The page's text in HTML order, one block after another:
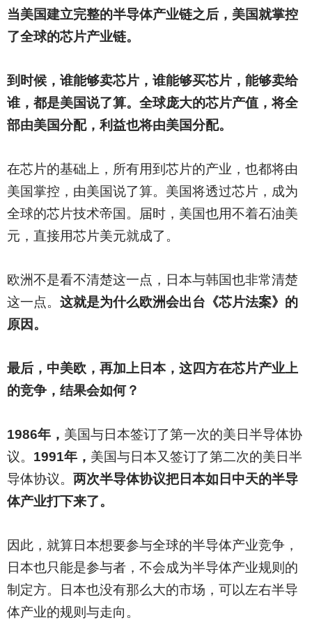
当美国建立完整的半导体产业链之后，美国就掌控
了全球的芯片产业链。
到时候，谁能够卖芯片，谁能够买芯片，能够卖给
谁，都是美国说了算。全球庞大的芯片产值，将全
部由美国分配，利益也将由美国分配。
在芯片的基础上，所有用到芯片的产业，也都将由
美国掌控，由美国说了算。美国将透过芯片，成为
全球的芯片技术帝国。届时，美国也用不着石油美
元，直接用芯片美元就成了。
欧洲不是看不清楚这一点，日本与韩国也非常清楚
这一点。 这就是为什么欧洲会出台《芯片法案》的
原因。
最后，中美欧，再加上日本，这四方在芯片产业上
的竞争，结果会如何？
1986年， 美国与日本签订了第一次的美日半导体协
议。 1991年， 美国与日本又签订了第二次的美日半
导体协议。 两次半导体协议把日本如日中天的半导
体产业打下来了。
因此，就算日本想要参与全球的半导体产业竞争，
日本也只能是参与者，不会成为半导体产业规则的
制定方。日本也没有那么大的市场，可以左右半导
体产业的规则与走向。